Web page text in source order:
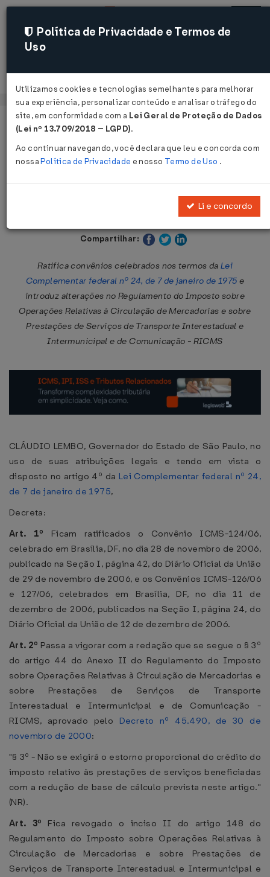
Acessar
Página Inicial Legislações
Decreto nº 51.362 de 13/12/2006
Publicado no DOE - SP em 14 dez 2006
Compartilhar:
Ratifica convênios celebrados nos termos da Lei
Complementar federal nº 24, de 7 de janeiro de 1975 e
introduz alterações no Regulamento do Imposto sobre
Operações Relativas à Circulação de Mercadorias e sobre
Prestações de Serviços de Transporte Interestadual e
Intermunicipal e de Comunicação - RICMS
CLÁUDIO LEMBO, Governador do Estado de São Paulo, no
uso de suas atribuições legais e tendo em vista o
disposto no artigo 4º da Lei Complementar federal nº 24,
de 7 de janeiro de 1975,
Decreta:
Art. 1º Ficam ratificados o Convênio ICMS-124/06,
celebrado em Brasília, DF, no dia 28 de novembro de 2006,
publicado na Seção I, página 42, do Diário Oficial da União
de 29 de novembro de 2006, e os Convênios ICMS-126/06
e 127/06, celebrados em Brasília, DF, no dia 11 de
dezembro de 2006, publicados na Seção I, página 24, do
Diário Oficial da União de 12 de dezembro de 2006.
Art. 2º Passa a vigorar com a redação que se segue o § 3º
do artigo 44 do Anexo II do Regulamento do Imposto
sobre Operações Relativas à Circulação de Mercadorias e
sobre Prestações de Serviços de Transporte
Interestadual e Intermunicipal e de Comunicação -
RICMS, aprovado pelo Decreto nº 45.490, de 30 de
novembro de 2000:
"§ 3º - Não se exigirá o estorno proporcional do crédito do
imposto relativo às prestações de serviços beneficiadas
com a redução de base de cálculo prevista neste artigo."
(NR).
Art. 3º Fica revogado o inciso II do artigo 148 do
Regulamento do Imposto sobre Operações Relativas à
Circulação de Mercadorias e sobre Prestações de
Serviços de Transporte Interestadual e Intermunicipal e
Política de Privacidade e Termos de
Uso
Utilizamos cookies e tecnologias semelhantes para melhorar
sua experiência, personalizar conteúdo e analisar o tráfego do
site, em conformidade com a Lei Geral de Proteção de Dados
(Lei nº 13.709/2018 – LGPD).
Ao continuar navegando, você declara que leu e concorda com
nossaPolítica de Privacidade e nosso Termo de Uso .
Li e concordo